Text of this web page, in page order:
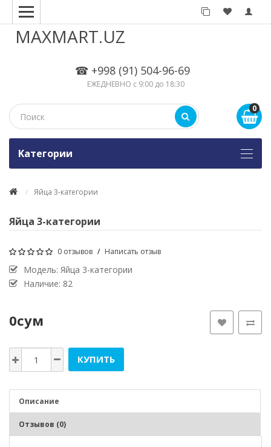
MAXMART.UZ
☎ +998 (91) 504-96-69
ЕЖЕДНЕВНО с 9:00 до 18:30
0
Kатегории
Яйца 3-категории
Яйца 3-категории
0 отзывов / Написать отзыв
Модель: Яйца 3-категории
Наличие: 82
0сум
КУПИТЬ
Описание
Отзывов (0)